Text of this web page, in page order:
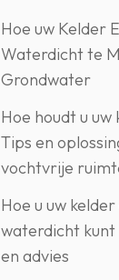
Hoe uw Kelder
Waterdicht te
Grondwater
Hoe houdt u
Tips en
vochtvrije
Hoe u uw
waterdicht kunt
en advies